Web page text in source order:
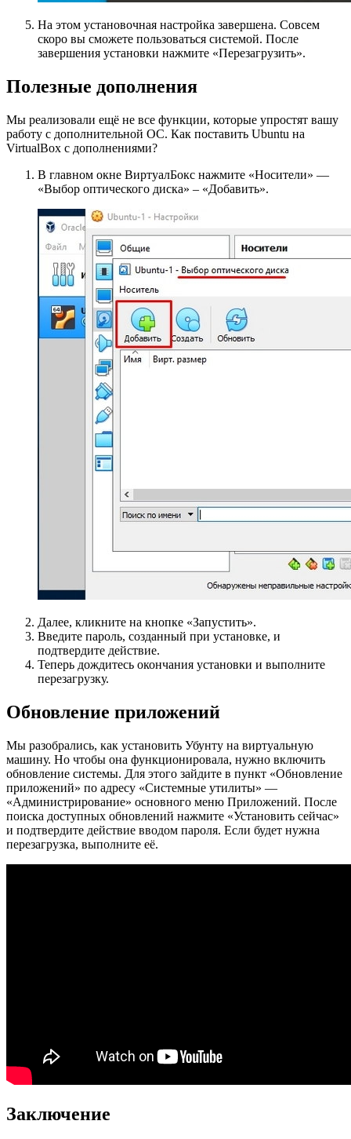
На этом установочная настройка завершена. Совсем
скоро вы сможете пользоваться системой. После
завершения установки нажмите «Перезагрузить».
Полезные дополнения
Мы реализовали ещё не все функции, которые упростят вашу
работу с дополнительной ОС. Как поставить Ubuntu на
VirtualBox c дополнениями?
В главном окне ВиртуалБокс нажмите «Носители» —
«Выбор оптического диска» – «Добавить».
Далее, кликните на кнопке «Запустить».
Введите пароль, созданный при установке, и
подтвердите действие.
Теперь дождитесь окончания установки и выполните
перезагрузку.
Обновление приложений
Мы разобрались, как установить Убунту на виртуальную
машину. Но чтобы она функционировала, нужно включить
обновление системы. Для этого зайдите в пункт «Обновление
приложений» по адресу «Системные утилиты» —
«Администрирование» основного меню Приложений. После
поиска доступных обновлений нажмите «Установить сейчас»
и подтвердите действие вводом пароля. Если будет нужна
перезагрузка, выполните её.
Заключение